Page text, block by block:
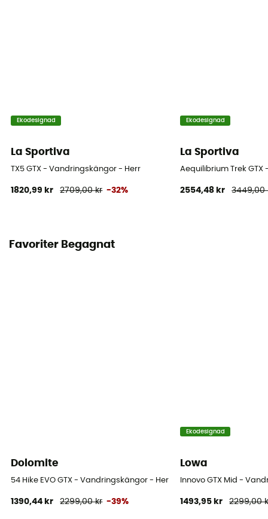
Ekodesignad
La Sportiva
TX5 GTX - Vandringskängor - Herr
1820,99 kr 2709,00 kr -32%
Ekodesignad
La Sportiva
Aequilibrium Trek
2554,48 kr 3449,00
Favoriter Begagnat
Dolomite
54 Hike EVO GTX - Vandringskängor - Herr
1390,44 kr 2299,00 kr -39%
Ekodesignad
Lowa
Innovo GTX Mid -
1493,95 kr 2299,00